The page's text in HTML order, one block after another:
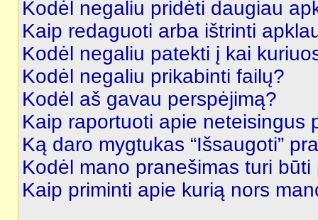
Kodėl negaliu pridėti daugiau
Kaip redaguoti arba ištrinti
Kodėl negaliu patekti į kai
Kodėl negaliu prikabinti failų?
Kodėl aš gavau perspėjimą?
Kaip raportuoti apie neteisingus
Ką daro mygtukas “Išsaugoti”
Kodėl mano pranešimas turi būti
Kaip priminti apie kurią nors